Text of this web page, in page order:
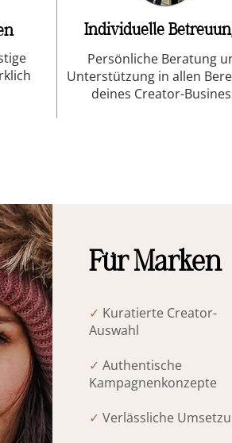
Individuelle
Persönliche Beratung
Unterstützung in allen
deines Creator-
Für Marken
✓ Kuratierte Creator-
Auswahl
✓ Authentische
Kampagnenkonzepte
✓ Verlässliche